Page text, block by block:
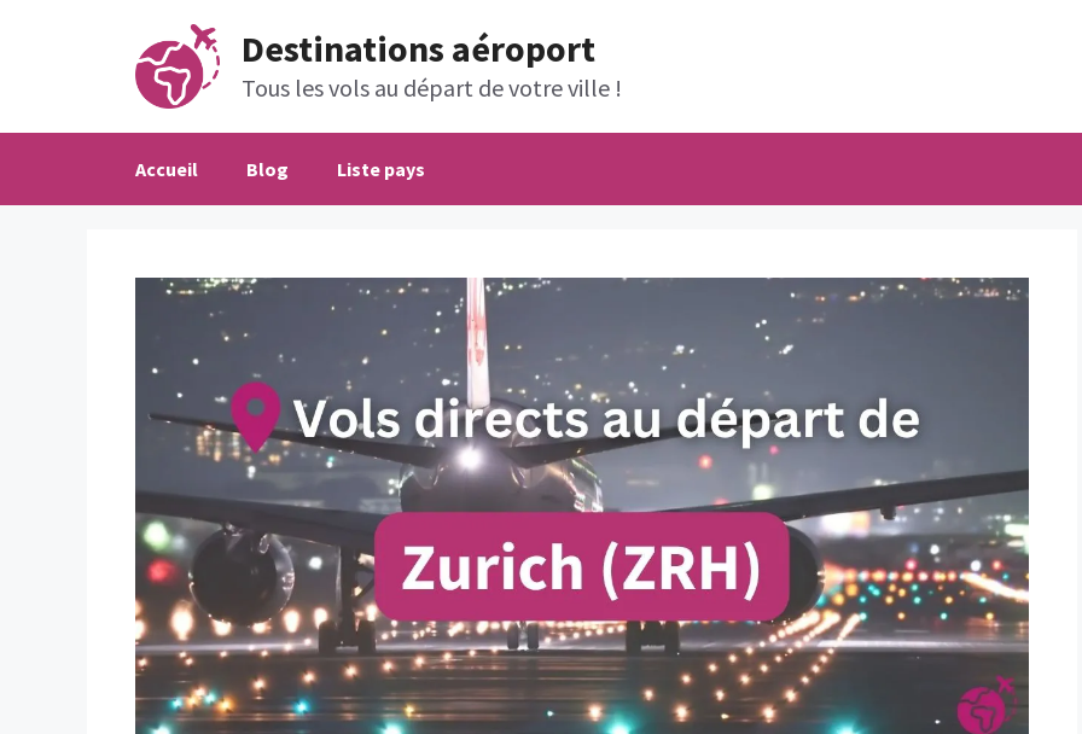
Destinations aéroport
Tous les vols au départ de votre ville !
Accueil Blog Liste pays